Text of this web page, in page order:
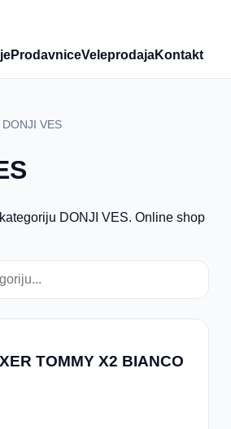
ProdavniceVeleprodajaKontakt
VES
DONJI VES. Online shop
TOMMY X2 BIANCO